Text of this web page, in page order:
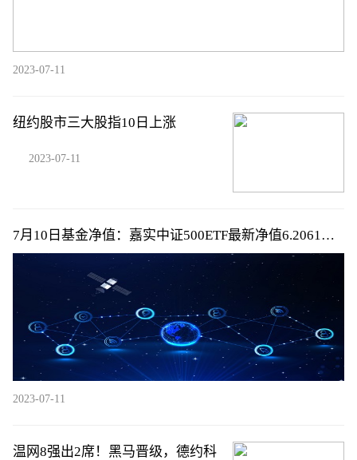
2023-07-11
纽约股市三大股指10日上涨
2023-07-11
7月10日基金净值：嘉实中证500ETF最新净值6.2061，
涨0.38%
2023-07-11
温网8强出2席！黑马晋级，德约科